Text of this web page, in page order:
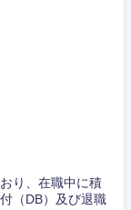
り、在職中に積
（DB）及び退職